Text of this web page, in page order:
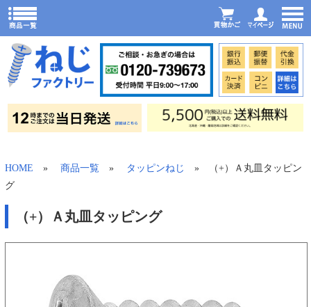
HOME » 商品一覧» タッピンねじ
» （+）Ａ丸皿タッピン
グ
（+）Ａ丸皿タッピング